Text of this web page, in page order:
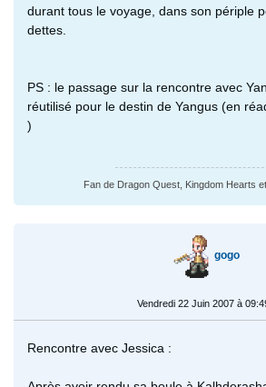
durant tous le voyage, dans son périple
dettes.
PS : le passage sur la rencontre avec
réutilisé pour le destin de Yangus (en
)
Fan de Dragon Quest, Kingdom Hearts
gogo
Vendredi 22 Juin 2007 à
Rencontre avec Jessica :